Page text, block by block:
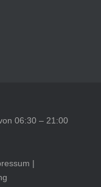
06:30 – 21:00
|